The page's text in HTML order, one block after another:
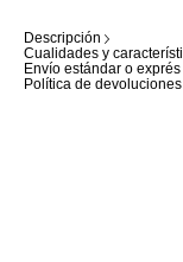
Descripción
Cualidades y
Envío estándar o
Política de devoluciones